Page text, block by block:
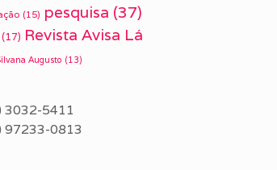
(15) pesquisa (37)
(17) Revista Avisa Lá
Augusto (13)
3032-5411
97233-0813